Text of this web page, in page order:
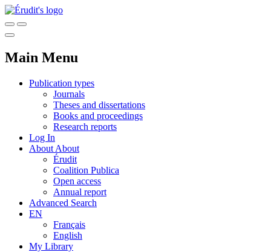
Main Menu
Publication types
Journals
Theses and dissertations
Books and proceedings
Research reports
Log In
About About
Érudit
Coalition Publica
Open access
Annual report
Advanced Search
EN
Français
English
My Library